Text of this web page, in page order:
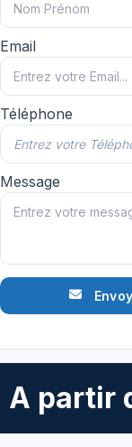
Email
Téléphone
Message
A partir